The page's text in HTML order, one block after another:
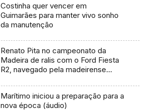
Costinha quer vencer em
Guimarães para manter vivo sonho
da manutenção
Renato Pita no campeonato da
Madeira de ralis com o Ford Fiesta
R2, navegado pela madeirense
Marítimo iniciou a preparação para a
nova época (áudio)